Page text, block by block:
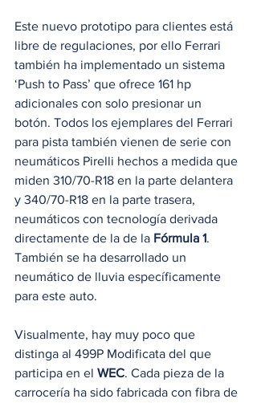
Este nuevo prototipo para clientes está
libre de regulaciones, por ello Ferrari
también ha implementado un sistema
‘Push to Pass’ que ofrece 161 hp
adicionales con solo presionar un
botón. Todos los ejemplares del Ferrari
para pista también vienen de serie con
neumáticos Pirelli hechos a medida que
miden 310/70-R18 en la parte delantera
y 340/70-R18 en la parte trasera,
neumáticos con tecnología derivada
directamente de la de la Fórmula 1.
También se ha desarrollado un
neumático de lluvia específicamente
para este auto.
Visualmente, hay muy poco que
distinga al 499P Modificata del que
participa en el WEC. Cada pieza de la
carrocería ha sido fabricada con fibra de